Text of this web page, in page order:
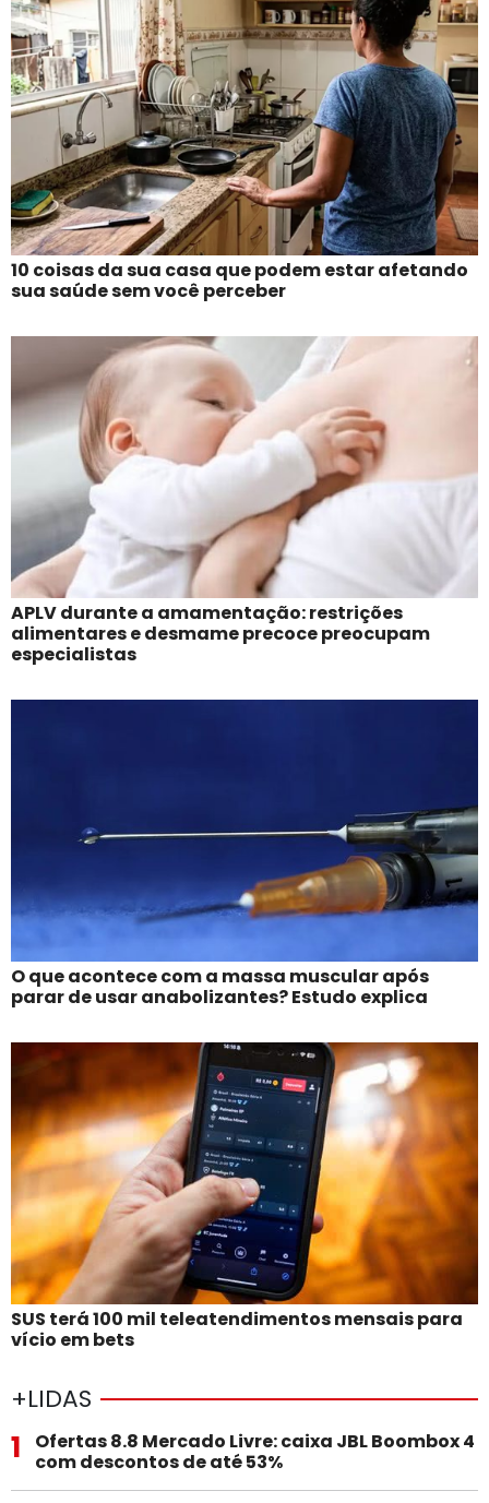
10 coisas da sua casa que podem estar afetando
sua saúde sem você perceber
APLV durante a amamentação: restrições
alimentares e desmame precoce preocupam
especialistas
O que acontece com a massa muscular após
parar de usar anabolizantes? Estudo explica
SUS terá 100 mil teleatendimentos mensais para
vício em bets
+LIDAS
1
Ofertas 8.8 Mercado Livre: caixa JBL Boombox 4
com descontos de até 53%